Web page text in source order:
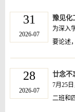
31
2026-07
豫见化
为深入
要论述
28
2026-07
廿念不
7月25
二班和